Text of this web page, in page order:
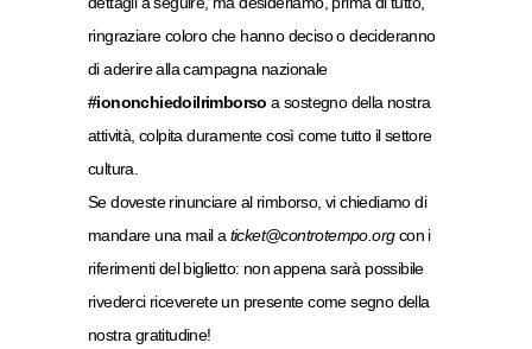
ringraziare coloro che hanno deciso o decideranno
di aderire alla campagna nazionale
#iononchiedoilrimborso a sostegno della nostra
attività, colpita duramente così come tutto il settore
cultura.
Se doveste rinunciare al rimborso, vi chiediamo di
mandare una mail a ticket@controtempo.orgcon i
riferimenti del biglietto: non appena sarà possibile
rivederci riceverete un presente come segno della
nostra gratitudine!